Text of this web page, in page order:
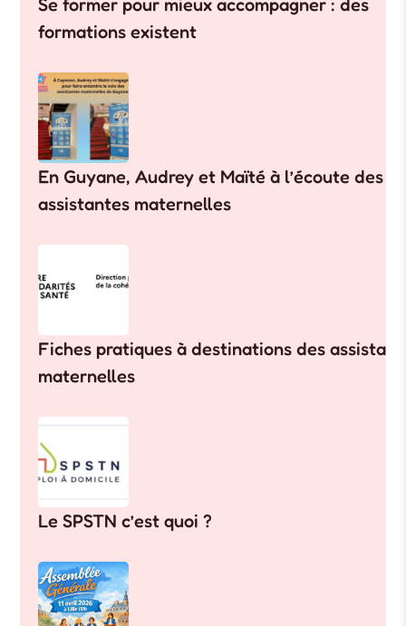
Se former pour mieux accompagner : des
formations existent
En Guyane, Audrey et Maïté à l’écoute des
assistantes maternelles
Fiches pratiques à destinations des
maternelles
Le SPSTN c’est quoi ?